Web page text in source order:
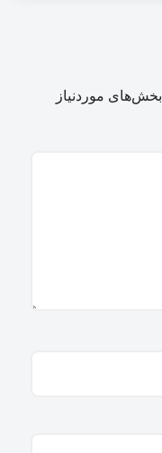
بخش‌های موردنیاز